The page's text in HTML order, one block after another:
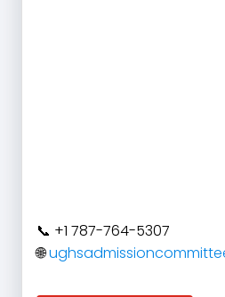
+1 787-764-5307